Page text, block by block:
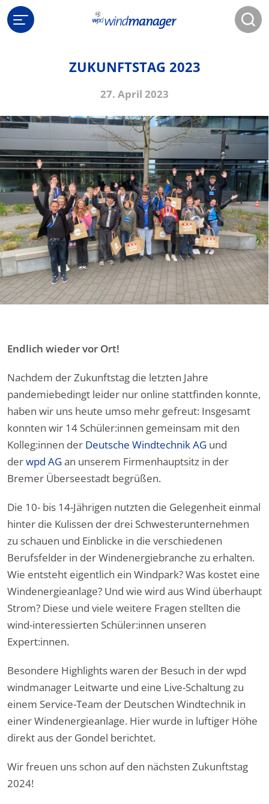
ZUKUNFTSTAG 2023
27. April 2023
Endlich wieder vor Ort!
Nachdem der Zukunftstag die letzten Jahre
pandemiebedingt leider nur online stattfinden konnte,
haben wir uns heute umso mehr gefreut: Insgesamt
konnten wir 14 Schüler:innen gemeinsam mit den
Kolleg:innen der Deutsche Windtechnik AG und
derwpd AGan unserem Firmenhauptsitz in der
Bremer Überseestadt begrüßen.
Die 10- bis 14-Jährigen nutzten die Gelegenheit einmal
hinter die Kulissen der drei Schwesterunternehmen
zu schauen und Einblicke in die verschiedenen
Berufsfelder in der Windenergiebranche zu erhalten.
Wie entsteht eigentlich ein Windpark? Was kostet eine
Windenergieanlage? Und wie wird aus Wind überhaupt
Strom? Diese und viele weitere Fragen stellten die
wind-interessierten Schüler:innen unseren
Expert:innen.
Besondere Highlights waren der Besuch in der wpd
windmanager Leitwarte und eine Live-Schaltung zu
einem Service-Team der Deutschen Windtechnik in
einer Windenergieanlage. Hier wurde in luftiger Höhe
direkt aus der Gondel berichtet.
Wir freuen uns schon auf den nächsten Zukunftstag
2024!